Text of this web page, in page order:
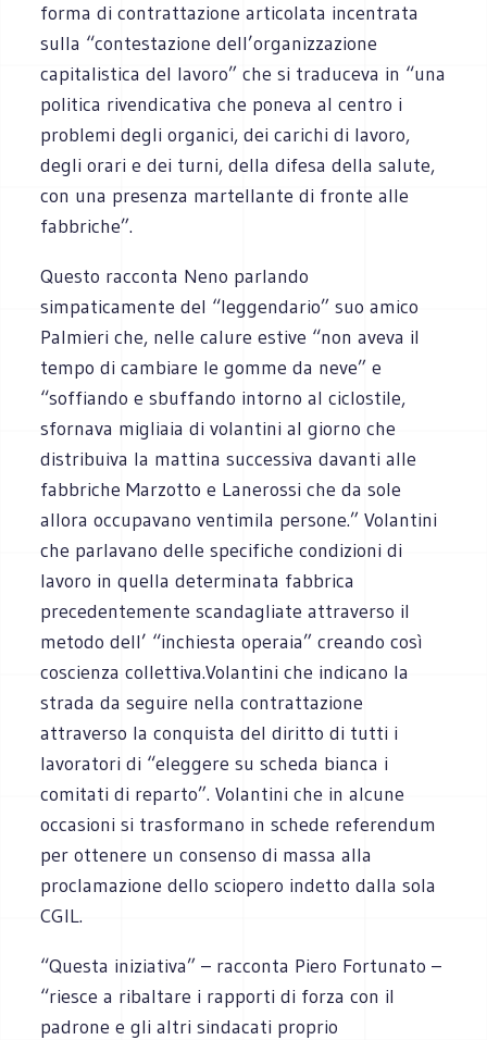
forma di contrattazione articolata incentrata
sulla “contestazione dell’organizzazione
capitalistica del lavoro” che si traduceva in “una
politica rivendicativa che poneva al centro i
problemi degli organici, dei carichi di lavoro,
degli orari e dei turni, della difesa della salute,
con una presenza martellante di fronte alle
fabbriche”.
Questo racconta Neno parlando
simpaticamente del “leggendario” suo amico
Palmieri che, nelle calure estive “non aveva il
tempo di cambiare le gomme da neve” e
“soffiando e sbuffando intorno al ciclostile,
sfornava migliaia di volantini al giorno che
distribuiva la mattina successiva davanti alle
fabbriche Marzotto e Lanerossi che da sole
allora occupavano ventimila persone.” Volantini
che parlavano delle specifiche condizioni di
lavoro in quella determinata fabbrica
precedentemente scandagliate attraverso il
metodo dell’ “inchiesta operaia” creando così
coscienza collettiva.Volantini che indicano la
strada da seguire nella contrattazione
attraverso la conquista del diritto di tutti i
lavoratori di “eleggere su scheda bianca i
comitati di reparto”. Volantini che in alcune
occasioni si trasformano in schede referendum
per ottenere un consenso di massa alla
proclamazione dello sciopero indetto dalla sola
CGIL.
“Questa iniziativa” – racconta Piero Fortunato –
“riesce a ribaltare i rapporti di forza con il
padrone e gli altri sindacati proprio